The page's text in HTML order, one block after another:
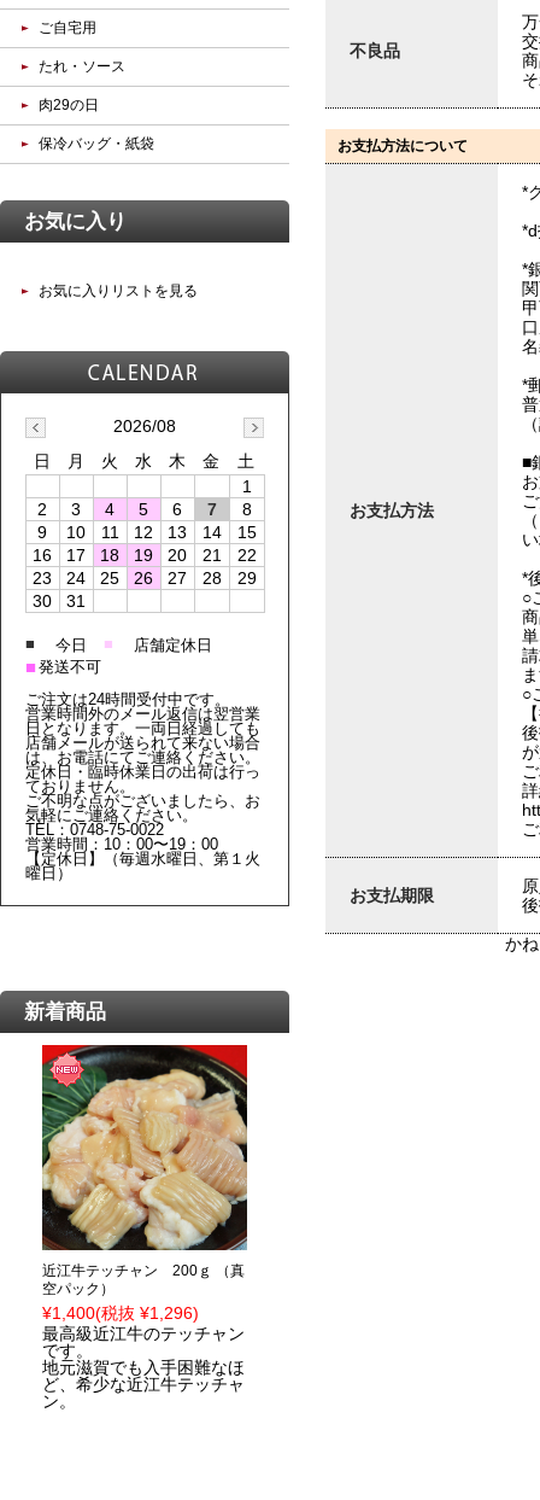
不良品
お支払方法について
お支払方法
*
*
*
■
*
○
○
お支払期限
か
ご自宅用
たれ・ソース
肉29の日
保冷バッグ・紙袋
お気に入り
お気に入りリストを見る
2026/08
日
月 火 水 木 金
土
1
2
3 4 5 6 7
8
9
10 11 12 13 14
15
16
17 18 19 20 21
22
23
24 25 26 27 28
29
30
31
■ 今日 ■ 店舗定休日
■発送不可
ご注文は24時間受付中です。
営業時間外のメール返信は翌営業
日となります。一両日経過しても
店舗メールが送られて来ない場合
は、お電話にてご連絡ください。
定休日・臨時休業日の出荷は行っ
ておりません。
ご不明な点がございましたら、お
気軽にご連絡ください。
TEL：0748-75-0022
営業時間：10：00〜19：00
【定休日】（毎週水曜日、第１火
曜日）
新着商品
近江牛テッチャン 200ｇ （真
空パック）
¥1,400(税抜 ¥1,296)
最高級近江牛のテッチャン
です。
地元滋賀でも入手困難なほ
ど、希少な近江牛テッチャ
ン。